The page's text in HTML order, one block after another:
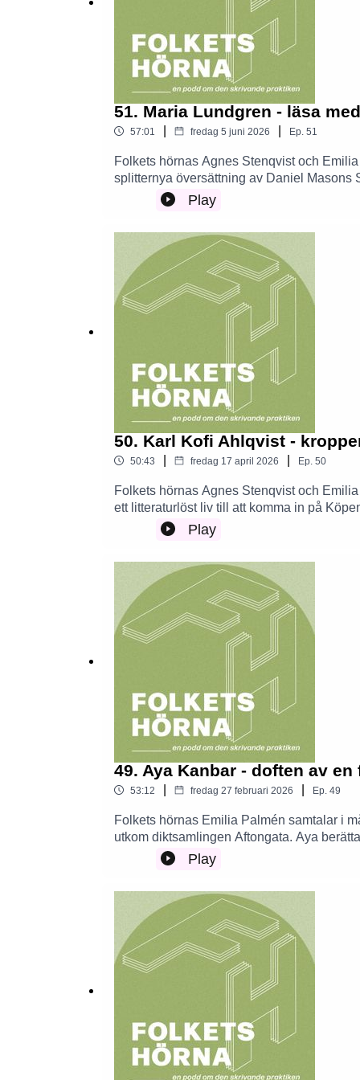
51. Maria Lundgren - läsa
57:01 fredag 5 juni 2026 Ep. 51
Folkets hörnas Agnes Stenqvist och
splitternya översättning av Daniel Masons
fulöversättningar, misstänkometern man
författaren genom texten, vilket leder oss
Lundgren? Allt detta och mycket mer i
översättningsworkshoppa.https://
i=10006500781512. Mycket väl förklarat
av Erik Andersson: Dag ut och dag in
Månadens översättare-intervjuerna. Så
Play
50. Karl Kofi Ahlqvist -
50:43 fredag 17 april 2026 Ep. 50
Folkets hörnas Agnes Stenqvist och
ett litteraturlöst liv till att komma in på
syndrome och om rädslan för att bli läst
platser fungerar som katalysator för
man om ens förläggare ghostar en?Detta
Play
49. Aya Kanbar - doften av en
53:12 fredag 27 februari 2026 Ep. 49
Folkets hörnas Emilia Palmén samtalar i
utkom diktsamlingen Aftongata. Aya
som öppnade sig, och om ett skrivande
manus efter att ha blivit hyllad av en
Nirstedt/litteratur i höst. Hur kurerar man
ingen vågat skriva en bok om parfym
Play